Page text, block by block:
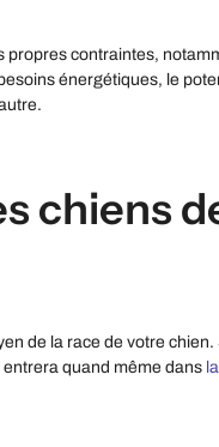
contraintes,
énergétiques, le
chiens
de la race de votre
entrera quand même dans